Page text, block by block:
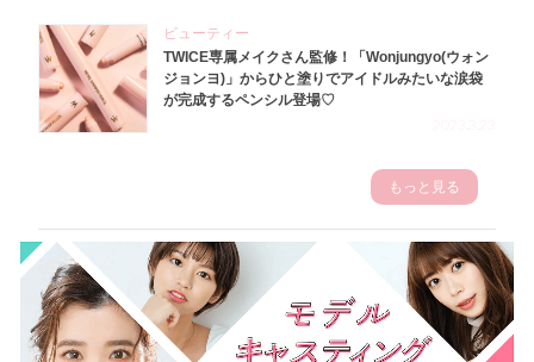
ビューティー
TWICE専属メイクさん監修！「Wonjungyo(ウォン
ジョンヨ)」からひと塗りでアイドルみたいな涙袋
が完成するペンシル登場♡
もっと見る